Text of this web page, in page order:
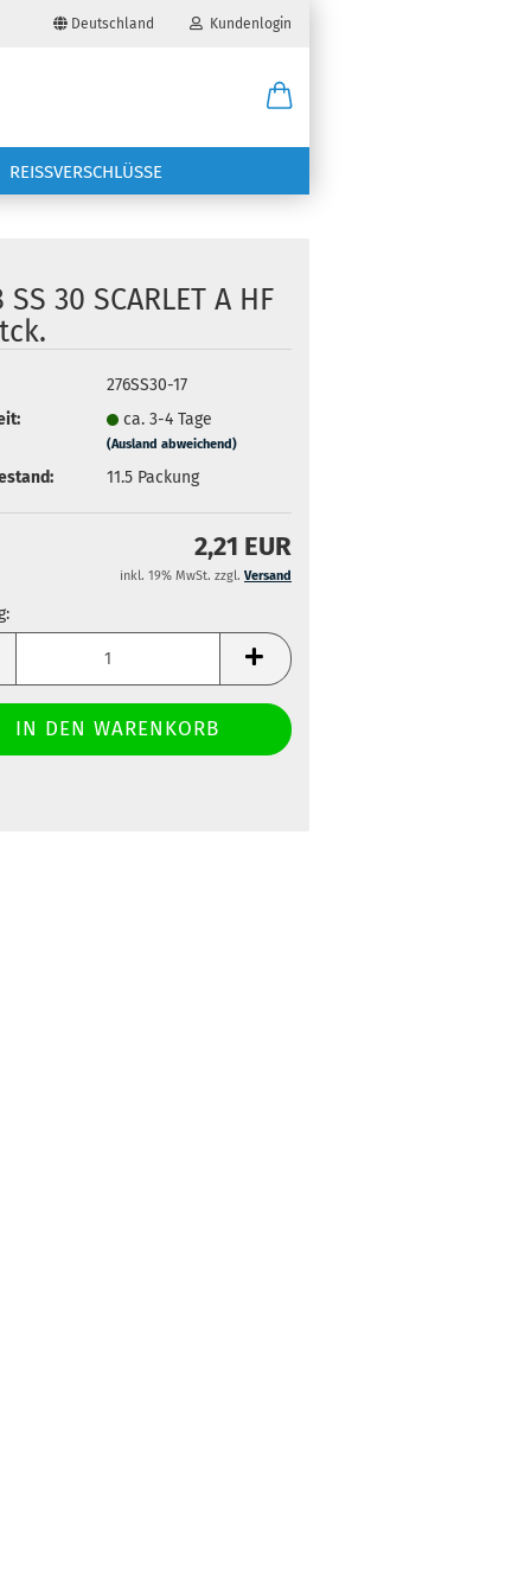
Deutschland Kundenlogin
vergessen?
REISSVERSCHLÜSSE
SS 30 SCARLET A HF
276SS30-17
ca. 3-4 Tage
(Ausland abweichend)
11.5 Packung
2,21 EUR
inkl. 19% MwSt. zzgl. Versand